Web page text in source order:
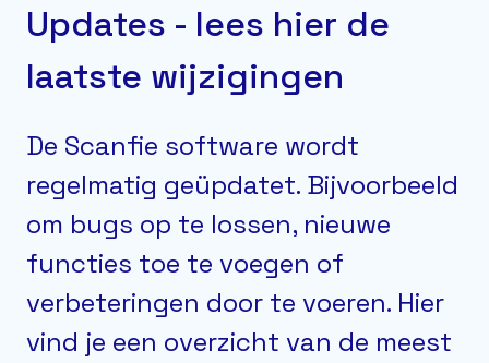
Updates - lees hier de
laatste wijzigingen
De Scanfie software wordt
regelmatig geüpdatet. Bijvoorbeeld
om bugs op te lossen, nieuwe
functies toe te voegen of
verbeteringen door te voeren. Hier
vind je een overzicht van de meest